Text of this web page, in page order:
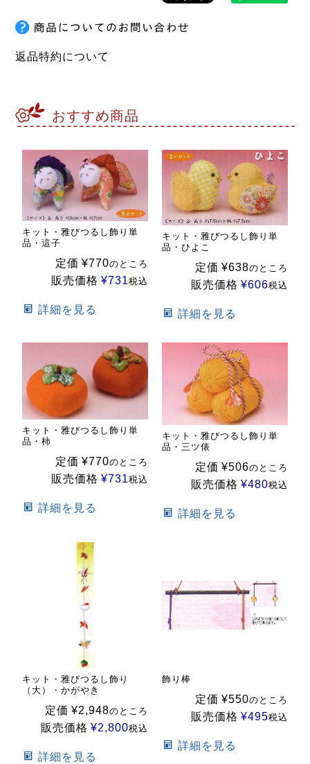
返品特約について
おすすめ商品
キット・雅びつるし飾り単
品・這子
定価 ¥770のところ
販売価格 ¥731税込
詳細を見る
キット・雅びつるし飾り単
品・ひよこ
定価 ¥638のところ
販売価格 ¥606税込
詳細を見る
キット・雅びつるし飾り単
品・柿
定価 ¥770のところ
販売価格 ¥731税込
詳細を見る
キット・雅びつるし飾り単
品・三ツ俵
定価 ¥506のところ
販売価格 ¥480税込
詳細を見る
キット・雅びつるし飾り
（大）・かがやき
定価 ¥2,948のところ
販売価格 ¥2,800税込
詳細を見る
飾り棒
定価 ¥550のところ
販売価格 ¥495税込
詳細を見る